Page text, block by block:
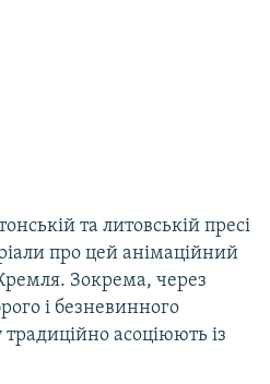
та литовській пресі
про цей анімаційний
Зокрема, через
і безневинного
асоціюють із